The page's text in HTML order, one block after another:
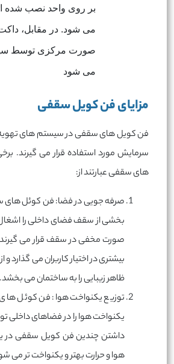
بر روی واحد نصب شده
می شود. در مقابل،
صورت مرکزی توسط
می شود
مزایای فن کویل سقفی
فن کویل های سقفی در سیستم های
سرمایش مورد استفاده قرار می گیرند.
های سقفی عبارتند از:
صرفه جویی در فضا: فن کوئل های
بخشی از سقف فضای داخلی را
صورت مخفی در سقف قرار می
بیشتری در اختیار کاربران می گذارد و
ظاهر زیبایی را به ساختمان می بخشد.
توزیع یکنواخت هوا: فن کوئل
یکنواخت هوا را در فضاهای داخلی
داشتن چندین فن کویل سقفی در
هوا و حرارت بهتر و یکنواخت تر می